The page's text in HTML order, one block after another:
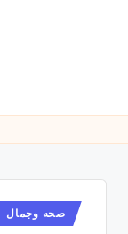
نُشر
في
صحه وجمال